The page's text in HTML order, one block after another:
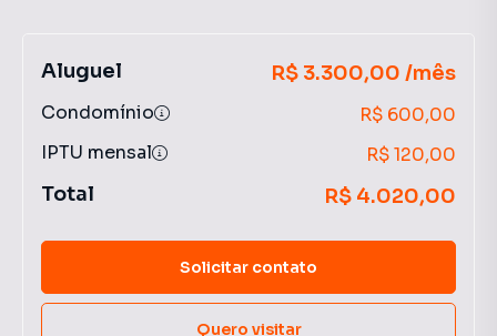
Aluguel R$ 3.300,00 /mês
Condomínio
R$ 600,00
IPTU mensal
R$ 120,00
Total R$ 4.020,00
Solicitar contato
Quero visitar